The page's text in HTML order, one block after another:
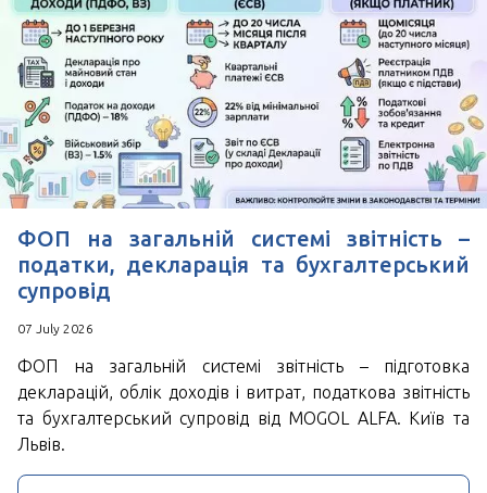
ФОП на загальній системі звітність –
податки, декларація та бухгалтерський
супровід
07 July 2026
ФОП на загальній системі звітність – підготовка
декларацій, облік доходів і витрат, податкова звітність
та бухгалтерський супровід від MOGOL ALFA. Київ та
Львів.